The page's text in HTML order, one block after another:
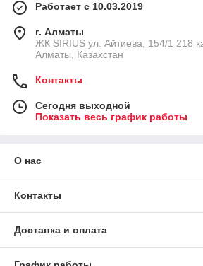
Работает с 10.03.2019
г. Алматы
​ЖК SIRIUS​ ул. Айтиева, 154/1​ 218
Алматы, Казахстан
Контакты
Сегодня выходной
Показать весь график работы
О нас
Контакты
Доставка и оплата